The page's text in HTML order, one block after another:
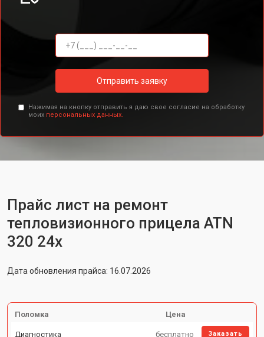
Отправить заявку
Нажимая на кнопку отправить я даю свое согласие на обработку
моих персональных данных.
Прайс лист на ремонт
тепловизионного прицела ATN
320 24x
Дата обновления прайса: 16.07.2026
Поломка Цена
Диагностика бесплатно Заказать